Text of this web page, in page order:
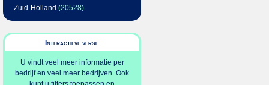
Zuid-Holland (20528)
Interactieve versie
U vindt veel meer informatie per
bedrijf en veel meer bedrijven. Ook